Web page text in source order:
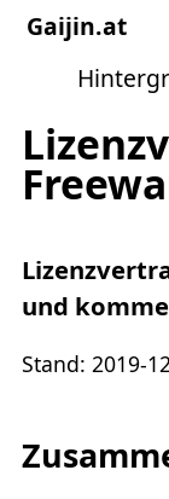
Gaijin.at
und
Stand: 2019-